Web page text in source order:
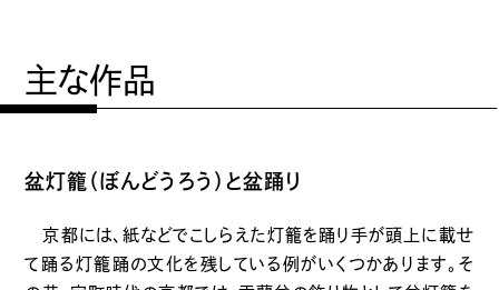
主な作品
盆灯籠（ぼんどうろう）と盆踊り
京都には、紙などでこしらえた灯籠を踊り手が頭上に載せ
て踊る灯籠踊の文化を残している例がいくつかあります。そ